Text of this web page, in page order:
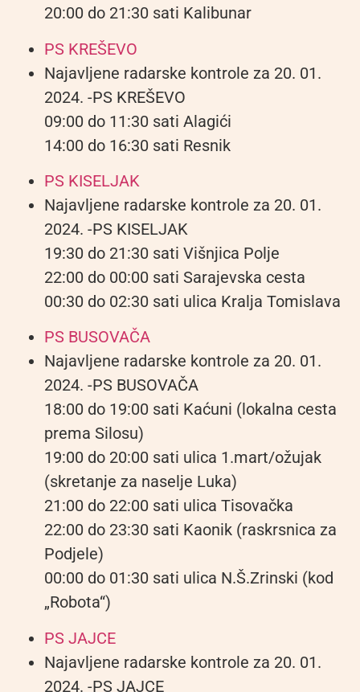
20:00 do 21:30 sati Kalibunar
PS KREŠEVO
Najavljene radarske kontrole za 20. 01.
2024. -PS KREŠEVO
09:00 do 11:30 sati Alagići
14:00 do 16:30 sati Resnik
PS KISELJAK
Najavljene radarske kontrole za 20. 01.
2024. -PS KISELJAK
19:30 do 21:30 sati Višnjica Polje
22:00 do 00:00 sati Sarajevska cesta
00:30 do 02:30 sati ulica Kralja Tomislava
PS BUSOVAČA
Najavljene radarske kontrole za 20. 01.
2024. -PS BUSOVAČA
18:00 do 19:00 sati Kaćuni (lokalna cesta
prema Silosu)
19:00 do 20:00 sati ulica 1.mart/ožujak
(skretanje za naselje Luka)
21:00 do 22:00 sati ulica Tisovačka
22:00 do 23:30 sati Kaonik (raskrsnica za
Podjele)
00:00 do 01:30 sati ulica N.Š.Zrinski (kod
„Robota“)
PS JAJCE
Najavljene radarske kontrole za 20. 01.
2024. -PS JAJCE